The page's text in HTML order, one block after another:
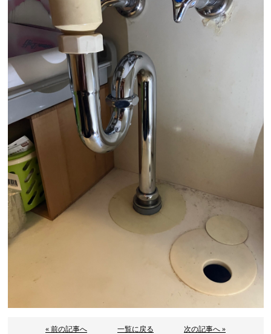
« 前の記事へ 一覧に戻る 次の記事へ »